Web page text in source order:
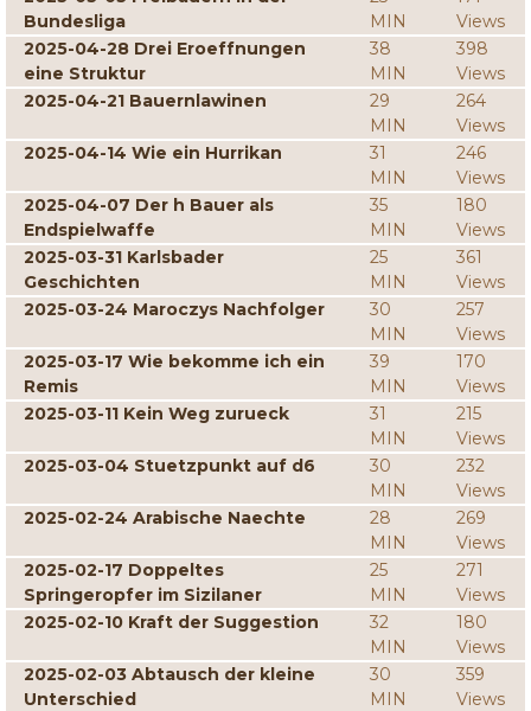
Bundesliga
MIN
Views
2025-04-28 Drei Eroeffnungen
eine Struktur
38
MIN
398
Views
2025-04-21 Bauernlawinen
29
MIN
264
Views
2025-04-14 Wie ein Hurrikan
31
MIN
246
Views
2025-04-07 Der h Bauer als
Endspielwaffe
35
MIN
180
Views
2025-03-31 Karlsbader
Geschichten
25
MIN
361
Views
2025-03-24 Maroczys Nachfolger
30
MIN
257
Views
2025-03-17 Wie bekomme ich ein
Remis
39
MIN
170
Views
2025-03-11 Kein Weg zurueck
31
MIN
215
Views
2025-03-04 Stuetzpunkt auf d6
30
MIN
232
Views
2025-02-24 Arabische Naechte
28
MIN
269
Views
2025-02-17 Doppeltes
Springeropfer im Sizilaner
25
MIN
271
Views
2025-02-10 Kraft der Suggestion
32
MIN
180
Views
2025-02-03 Abtausch der kleine
Unterschied
30
MIN
359
Views